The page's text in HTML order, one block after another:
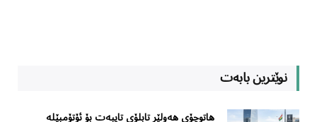
نوێترین بابەت
هاتوچۆی هەولێر تابلۆی تایبەت بۆ ئۆتۆمبێلە